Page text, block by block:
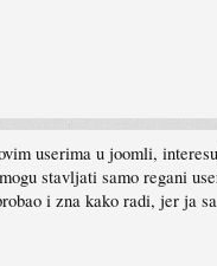
userima u joomli,
stavljati samo regani
i zna kako radi, jer ja